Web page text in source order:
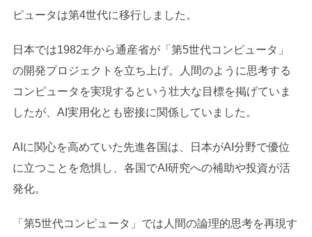
ピュータは第4世代に移行しました。
日本では1982年から通産省が「第5世代コンピュータ」
の開発プロジェクトを立ち上げ。人間のように思考する
コンピュータを実現するという壮大な目標を掲げていま
したが、AI実用化とも密接に関係していました。
AIに関心を高めていた先進各国は、日本がAI分野で優位
に立つことを危惧し、各国でAI研究への補助や投資が活
発化。
「第5世代コンピュータ」では人間の論理的思考を再現す